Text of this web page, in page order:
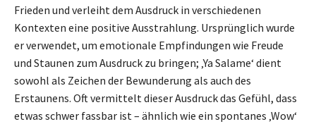
Frieden und verleiht dem Ausdruck in verschiedenen
Kontexten eine positive Ausstrahlung. Ursprünglich wurde
er verwendet, um emotionale Empfindungen wie Freude
und Staunen zum Ausdruck zu bringen; ‚Ya Salame‘ dient
sowohl als Zeichen der Bewunderung als auch des
Erstaunens. Oft vermittelt dieser Ausdruck das Gefühl, dass
etwas schwer fassbar ist – ähnlich wie ein spontanes ‚Wow‘